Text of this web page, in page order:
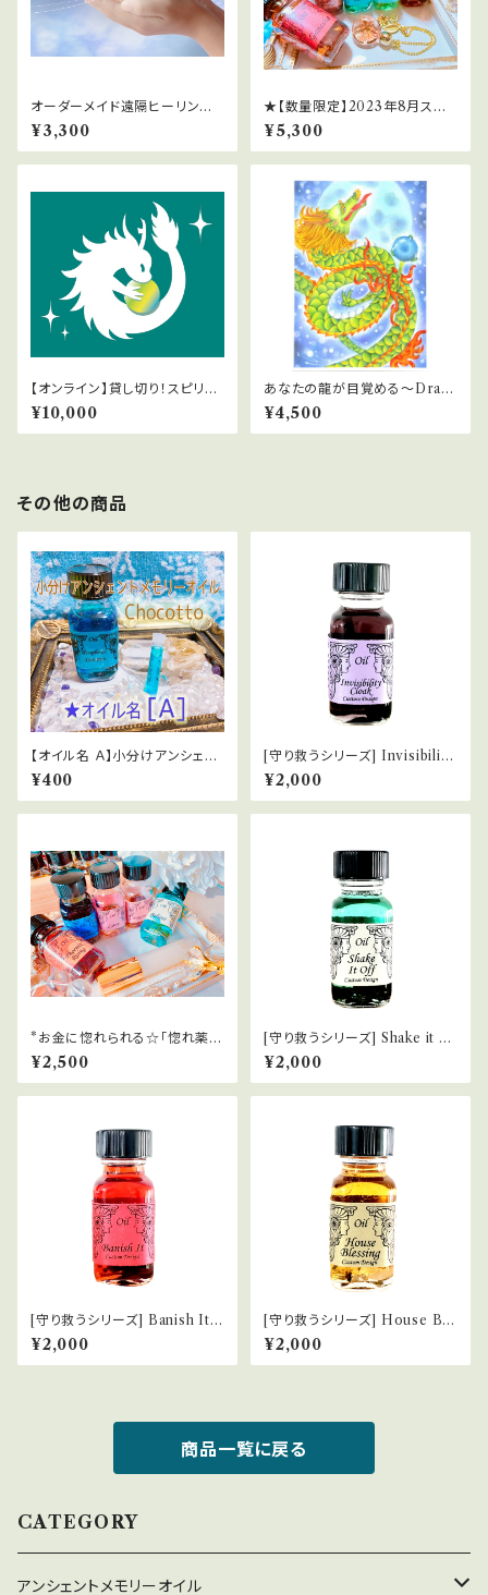
オーダーメイド遠隔ヒーリング
【30分】
¥3,300
★【数量限定】2023年8月スー
パームーン＆ブルームーンのミ
ラクル引き寄せセット
¥5,300
【オンライン】貸し切り！スピリチ
ュアルカウンセリング
¥10,000
あなたの龍が目覚める～Drag
on Arise～セッション
¥4,500
その他の商品
【オイル名 Ａ】小分けアンシェン
トメモリーオイルChocotto
¥400
[守り救うシリーズ] Invisibility
Cloak 透明マント
¥2,000
*お金に惚れられる☆「惚れ薬」
恋愛＆金運！超強力スプレー
¥2,500
[守り救うシリーズ] Shake it of
f 呪縛を解く
¥2,000
[守り救うシリーズ] Banish It
悪霊祓い
¥2,000
[守り救うシリーズ] House Ble
ssing 家のお清め
¥2,000
商品一覧に戻る
CATEGORY
アンシェントメモリーオイル